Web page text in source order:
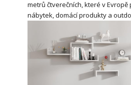
metrů čtverečních, které v
nábytek, domácí produkty a